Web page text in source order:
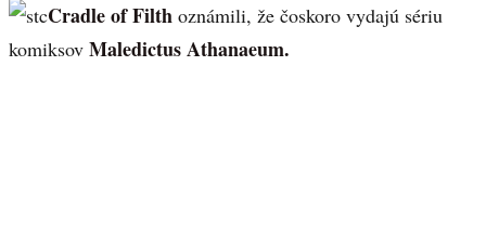
Cradle of Filth oznámili, že čoskoro vydajú sériu
komiksov Maledictus Athanaeum.